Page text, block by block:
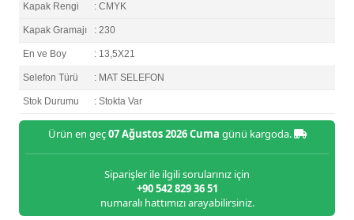
Kapak Rengi : CMYK
Kapak Gramajı : 230
En ve Boy : 13,5X21
Selefon Türü : MAT SELEFON
Stok Durumu : Stokta Var
Ürün en geç07 Ağustos 2026 Cuma günü kargoda.
Siparişler ile ilgili sorularınız için
+90 542 829 36 51
numaralı hattımızı arayabilirsiniz.